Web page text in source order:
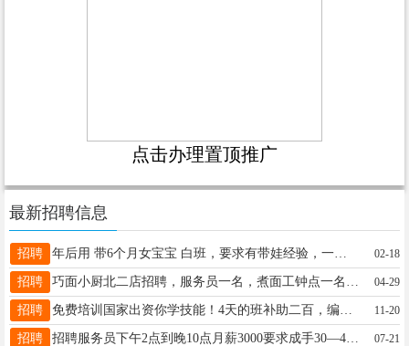
点击办理置顶推广
最新招聘信息
招聘 年后用 带6个月女宝宝 白班，要求有带娃经验，一天2顿饭，懂孩子辅食 早8晚8一个月放假2天，要求有耐心 有爱心 麻利 15214524502加我微信 工资5500 02-18
招聘 04-29
招聘 11-20
招聘 招聘服务员下午2点到晚10点月薪3000要求成手30—45岁短期勿扰电话☎13555358887 07-21